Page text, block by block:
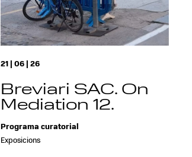
21 | 06 | 26
Breviari SAC. On
Mediation 12.
Programa curatorial
Exposicions